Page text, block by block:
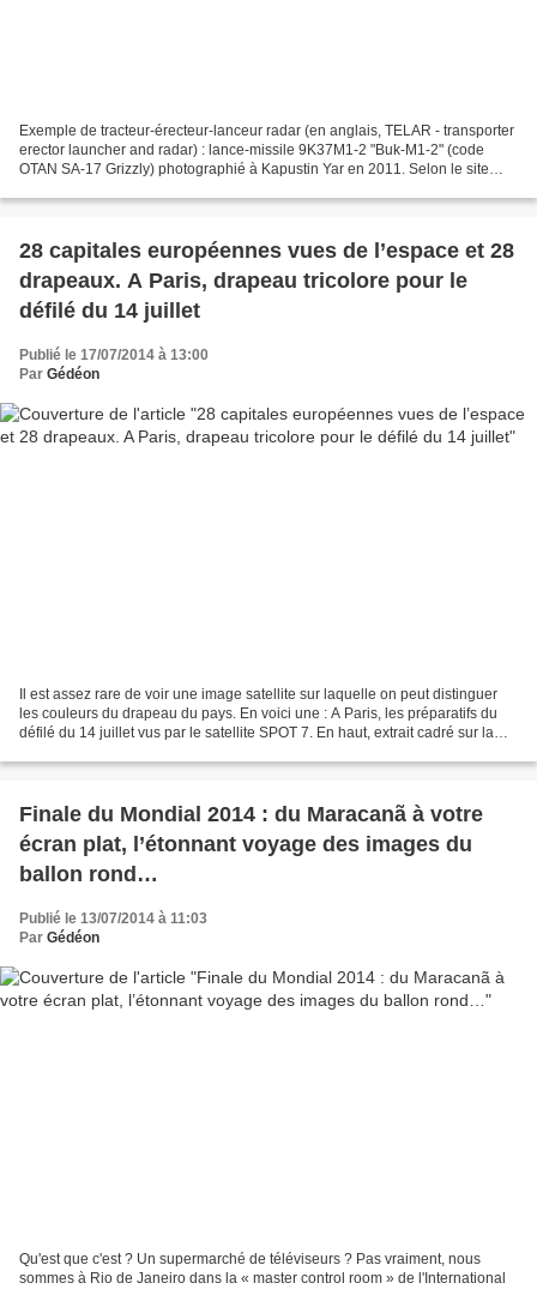
Exemple de tracteur-érecteur-lanceur radar (en anglais, TELAR - transporter
erector launcher and radar) : lance-missile 9K37M1-2 "Buk-M1-2" (code
OTAN SA-17 Grizzly) photographié à Kapustin Yar en 2011. Selon le site
28 capitales européennes vues de l’espace et 28
drapeaux. A Paris, drapeau tricolore pour le
défilé du 14 juillet
Publié le 17/07/2014 à 13:00
Par Gédéon
Il est assez rare de voir une image satellite sur laquelle on peut distinguer
les couleurs du drapeau du pays. En voici une : A Paris, les préparatifs du
défilé du 14 juillet vus par le satellite SPOT 7. En haut, extrait cadré sur la
Finale du Mondial 2014 : du Maracanã à votre
écran plat, l’étonnant voyage des images du
ballon rond…
Publié le 13/07/2014 à 11:03
Par Gédéon
Qu'est que c'est ? Un supermarché de téléviseurs ? Pas vraiment, nous
sommes à Rio de Janeiro dans la « master control room » de l'International